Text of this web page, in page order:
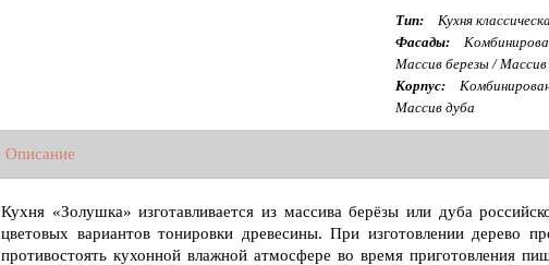
Тип:
Кухня
Фасады:
Массив березы / Массив
Корпус:
Массив дуба
Описание
Кухня «Золушка» изготавливается из массива берёзы или дуба
цветовых вариантов тонировки древесины. При изготовлении дерево
противостоять кухонной влажной атмосфере во время приготовления